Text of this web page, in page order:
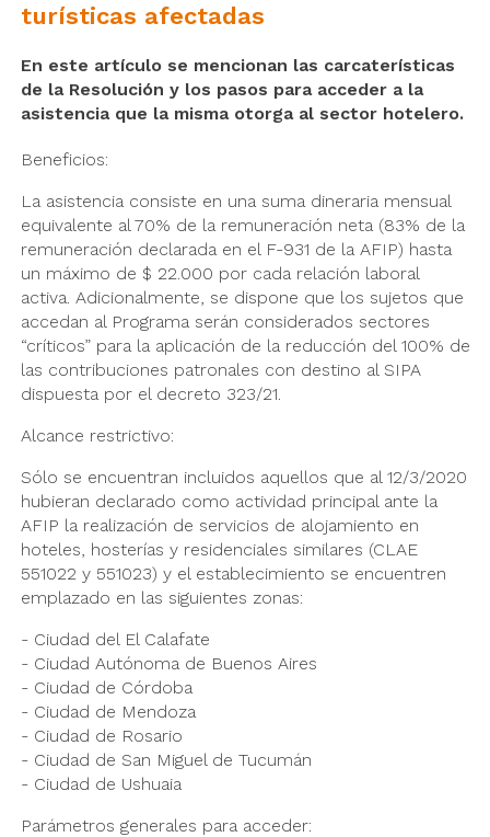
turísticas afectadas
En este artículo se mencionan las carcaterísticas
de la Resolución y los pasos para acceder a la
asistencia que la misma otorga al sector hotelero.
Beneficios:
La asistencia consiste en una suma dineraria mensual
equivalente al 70% de la remuneración neta (83% de la
remuneración declarada en el F-931 de la AFIP) hasta
un máximo de $ 22.000 por cada relación laboral
activa. Adicionalmente, se dispone que los sujetos que
accedan al Programa serán considerados sectores
“críticos” para la aplicación de la reducción del 100% de
las contribuciones patronales con destino al SIPA
dispuesta por el decreto 323/21.
Alcance restrictivo:
Sólo se encuentran incluidos aquellos que al 12/3/2020
hubieran declarado como actividad principal ante la
AFIP la realización de servicios de alojamiento en
hoteles, hosterías y residenciales similares (CLAE
551022 y 551023) y el establecimiento se encuentren
emplazado en las siguientes zonas:
- Ciudad del El Calafate
- Ciudad Autónoma de Buenos Aires
- Ciudad de Córdoba
- Ciudad de Mendoza
- Ciudad de Rosario
- Ciudad de San Miguel de Tucumán
- Ciudad de Ushuaia
Parámetros generales para acceder: